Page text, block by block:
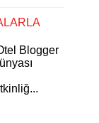
Blogger